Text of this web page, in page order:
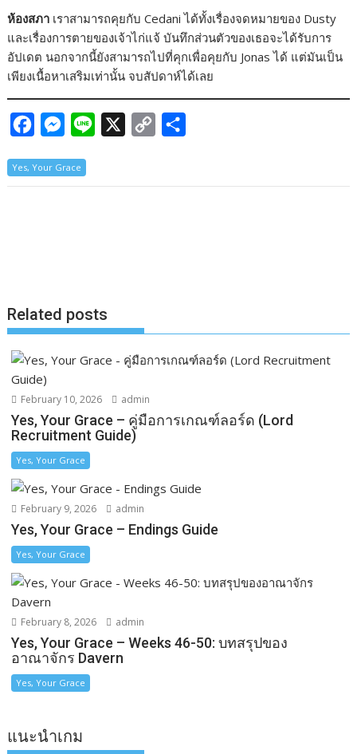
ห้องสภา เราสามารถคุยกับ Cedani ได้ทั้งเรื่องจดหมายของ Dusty
และเรื่องการตายของเจ้าไก่แจ้ บันทึกส่วนตัวของเธอจะได้รับการ
อัปเดต นอกจากนี้ยังสามารถไปที่คุกเพื่อคุยกับ Jonas ได้ แต่มันเป็น
เพียงเนื้อหาเสริมเท่านั้น จบสัปดาห์ได้เลย
c
M
s
r
Yes, Your Grace
Related posts
February 10, 2026 admin
Yes, Your Grace – คู่มือการเกณฑ์ลอร์ด (Lord
Recruitment Guide)
Yes, Your Grace
February 9, 2026 admin
Yes, Your Grace – Endings Guide
Yes, Your Grace
February 8, 2026 admin
Yes, Your Grace – Weeks 46-50: บทสรุปของ
อาณาจักร Davern
Yes, Your Grace
แนะนำเกม